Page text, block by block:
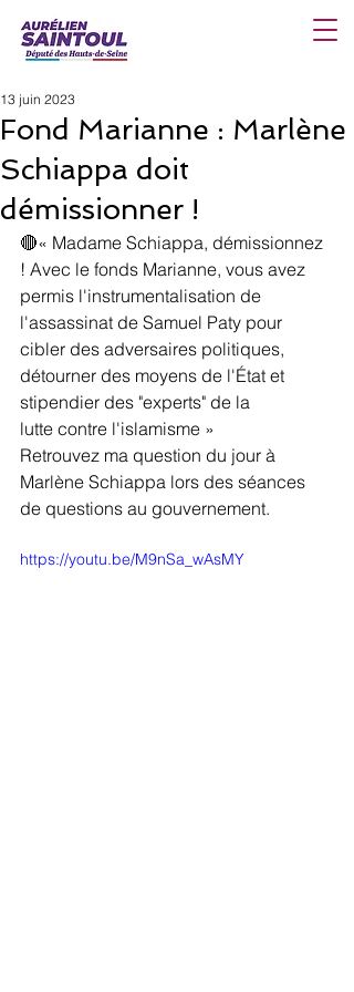
Fond Marianne : Marlène
Schiappa doit
démissionner !
13 juin 2023
🔴« Madame Schiappa, démissionnez
! Avec le fonds Marianne, vous avez
permis l'instrumentalisation de
l'assassinat de Samuel Paty pour
cibler des adversaires politiques,
détourner des moyens de l'État et
stipendier des "experts" de la
lutte contre l'islamisme »
Retrouvez ma question du jour à
Marlène Schiappa lors des séances
de questions au gouvernement.
https://youtu.be/M9nSa_wAsMY